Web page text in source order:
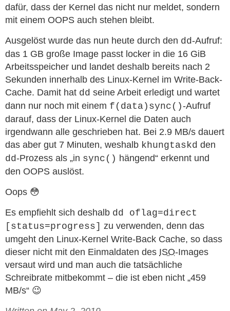
dafür, dass der Kernel das nicht nur meldet, sondern
mit einem OOPS auch stehen bleibt.
Ausgelöst wurde das nun heute durch den dd-Aufruf:
das 1 GB große Image passt locker in die 16 GiB
Arbeitsspeicher und landet deshalb bereits nach 2
Sekunden innerhalb des Linux-Kernel im Write-Back-
Cache. Damit hat dd seine Arbeit erledigt und wartet
dann nur noch mit einem f(data)sync()-Aufruf
darauf, dass der Linux-Kernel die Daten auch
irgendwann alle geschrieben hat. Bei 2.9 MB/s dauert
das aber gut 7 Minuten, weshalb khungtaskd den
dd-Prozess als „in sync() hängend“ erkennt und
den OOPS auslöst.
Oops 😳
Es empfiehlt sich deshalb dd oflag=direct
[status=progress] zu verwenden, denn das
umgeht den Linux-Kernel Write-Back Cache, so dass
dieser nicht mit den Einmaldaten des ISO-Images
versaut wird und man auch die tatsächliche
Schreibrate mitbekommt – die ist eben nicht „459
MB/s“ 😉